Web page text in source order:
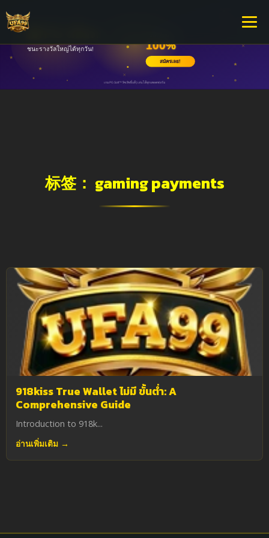
标签： gaming payments
918kiss True Wallet ไม่มี ขั้นต่ำ: A
Comprehensive Guide
Introduction to 918k...
อ่านเพิ่มเติม →